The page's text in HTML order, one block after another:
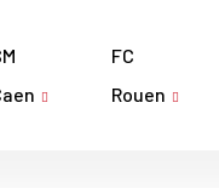
FC
Rouen